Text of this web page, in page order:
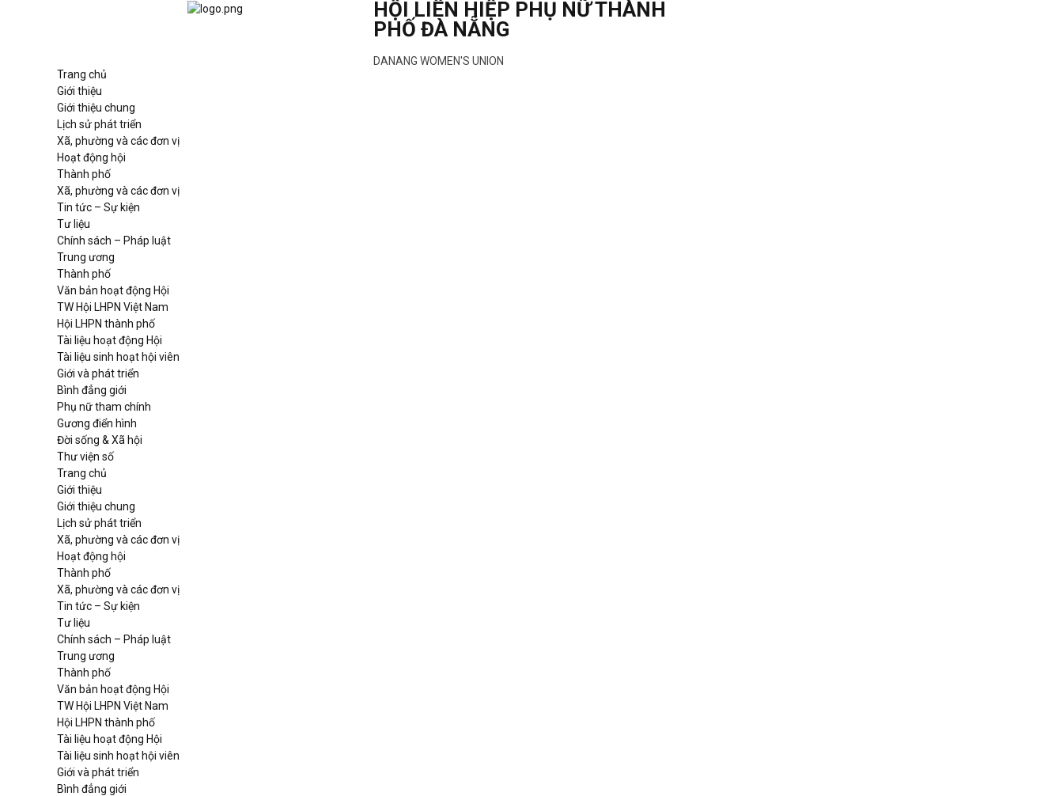
HỘI LIÊN HIỆP PHỤ NỮ THÀNH
PHỐ ĐÀ NẴNG
DANANG WOMEN'S UNION
Trang chủ
Giới thiệu
Giới thiệu chung
Lịch sử phát triển
Xã, phường và các đơn vị
Hoạt động hội
Thành phố
Xã, phường và các đơn vị
Tin tức – Sự kiện
Tư liệu
Chính sách – Pháp luật
Trung ương
Thành phố
Văn bản hoạt động Hội
TW Hội LHPN Việt Nam
Hội LHPN thành phố
Tài liệu hoạt động Hội
Tài liệu sinh hoạt hội viên
Giới và phát triển
Bình đẳng giới
Phụ nữ tham chính
Gương điển hình
Đời sống & Xã hội
Thư viện số
Trang chủ
Giới thiệu
Giới thiệu chung
Lịch sử phát triển
Xã, phường và các đơn vị
Hoạt động hội
Thành phố
Xã, phường và các đơn vị
Tin tức – Sự kiện
Tư liệu
Chính sách – Pháp luật
Trung ương
Thành phố
Văn bản hoạt động Hội
TW Hội LHPN Việt Nam
Hội LHPN thành phố
Tài liệu hoạt động Hội
Tài liệu sinh hoạt hội viên
Giới và phát triển
Bình đẳng giới